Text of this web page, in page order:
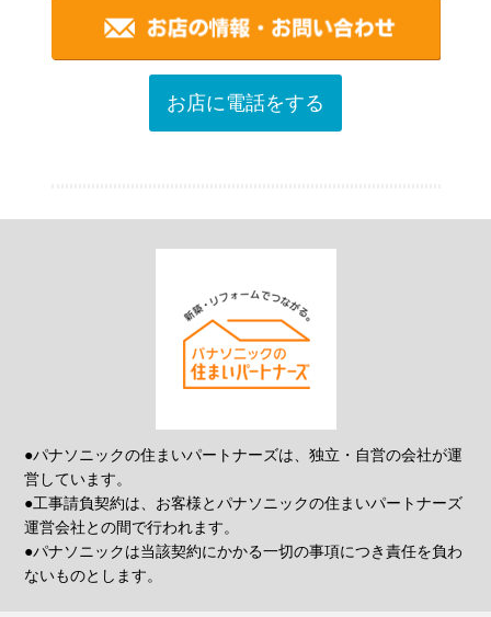
お店に電話をする
●パナソニックの住まいパートナーズは、独立・自営の会社が運
営しています。
●工事請負契約は、お客様とパナソニックの住まいパートナーズ
運営会社との間で行われます。
●パナソニックは当該契約にかかる一切の事項につき責任を負わ
ないものとします。